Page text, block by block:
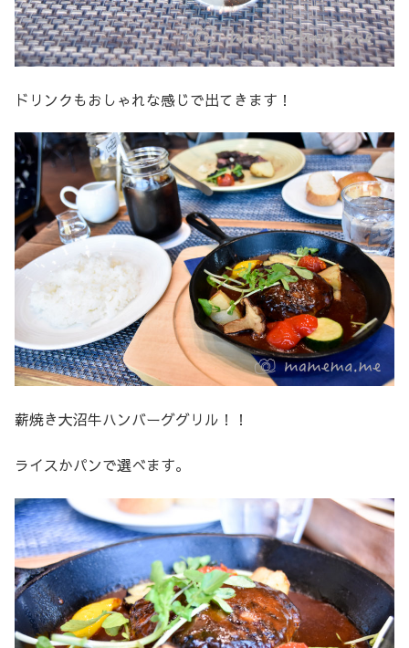
ドリンクもおしゃれな感じで出てきます！
薪焼き大沼牛ハンバーググリル！！
ライスかパンで選べます。